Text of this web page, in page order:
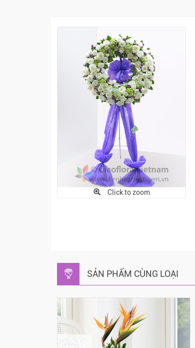
Click to zoom
SẢN PHẨM CÙNG LOẠI